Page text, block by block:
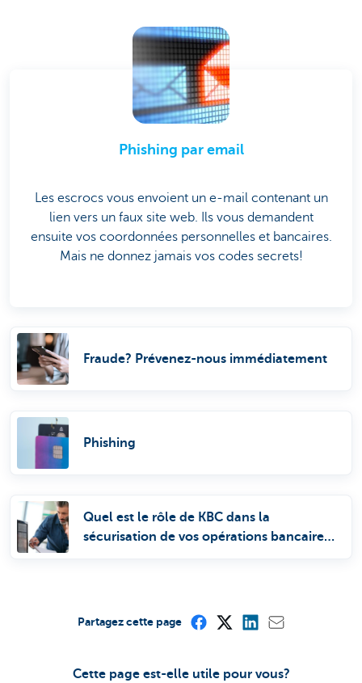
Phishing par email
Les escrocs vous envoient un e-mail contenant un
lien vers un faux site web. Ils vous demandent
ensuite vos coordonnées personnelles et bancaires.
Mais ne donnez jamais vos codes secrets!
Fraude? Prévenez-nous immédiatement
Phishing
Quel est le rôle de KBC dans la
sécurisation de vos opérations bancaires
Cette page est-elle utile pour vous?
Partagez cette page